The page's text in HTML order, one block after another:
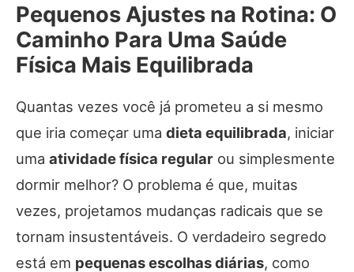
Pequenos Ajustes na Rotina: O
Caminho Para Uma Saúde
Física Mais Equilibrada
Quantas vezes você já prometeu a si mesmo
que iria começar uma dieta equilibrada, iniciar
uma atividade física regular ou simplesmente
dormir melhor? O problema é que, muitas
vezes, projetamos mudanças radicais que se
tornam insustentáveis. O verdadeiro segredo
está em pequenas escolhas diárias, como